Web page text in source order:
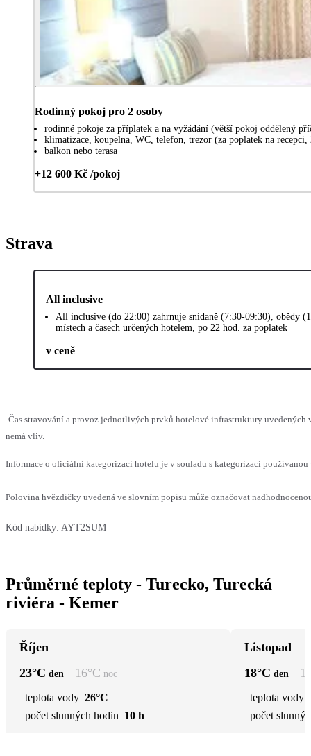
Rodinný pokoj pro 2 osoby
rodinné pokoje za příplatek a na vyžádání (větší pokoj oddělený
klimatizace, koupelna, WC, telefon, trezor (za poplatek na
balkon nebo terasa
+12 600 Kč /pokoj
Strava
All inclusive
All inclusive (do 22:00) zahrnuje snídaně (7:30-09:30), obědy
místech a časech určených hotelem, po 22 hod. za poplatek
v ceně
Čas stravování a provoz jednotlivých prvků hotelové infrastruktury uvedených
nemá vliv.
Informace o oficiální kategorizaci hotelu je v souladu s kategorizací
Polovina hvězdičky uvedená ve slovním popisu může označovat
Kód nabídky: AYT2SUM
Průměrné teploty - Turecko, Turecká
riviéra - Kemer
Říjen
23°C den 16°C noc
teplota vody 26°C
počet slunných hodin 10 h
Listopad
18°C den
teplota vody
počet